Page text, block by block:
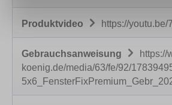
Produktvideo https://youtu.be/
Gebrauchsanweisung
https://
koenig.de/media/63/fe/92/